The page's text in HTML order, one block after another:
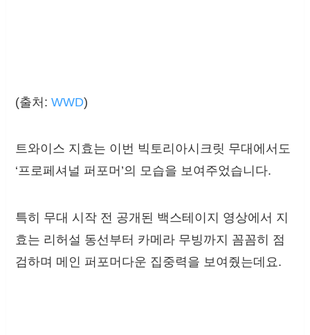
(출처: WWD)
트와이스 지효는 이번 빅토리아시크릿 무대에서도
‘프로페셔널 퍼포머’의 모습을 보여주었습니다.
특히 무대 시작 전 공개된 백스테이지 영상에서 지
효는 리허설 동선부터 카메라 무빙까지 꼼꼼히 점
검하며 메인 퍼포머다운 집중력을 보여줬는데요.